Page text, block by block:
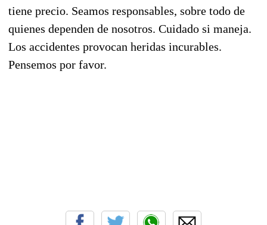
tiene precio. Seamos responsables, sobre todo de
quienes dependen de nosotros. Cuidado si maneja.
Los accidentes provocan heridas incurables.
Pensemos por favor.